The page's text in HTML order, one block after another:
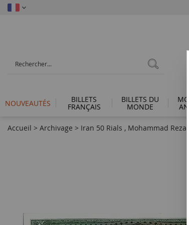
NOUVEAUTÉS BILLETS
FRANÇAIS
BILLETS DU
MONDE
Accueil > Archivage > Iran 50 Rials , Mohammad Reza